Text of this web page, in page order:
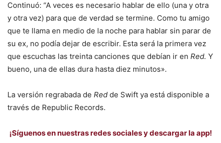
Continuó: “A veces es necesario hablar de ello (una y otra
y otra vez) para que de verdad se termine. Como tu amigo
que te llama en medio de la noche para hablar sin parar de
su ex, no podía dejar de escribir. Esta será la primera vez
que escuchas las treinta canciones que debían ir en Red. Y
bueno, una de ellas dura hasta diez minutos».
La versión regrabada de Red de Swift ya está disponible a
través de Republic Records.
¡Síguenos en nuestras redes sociales y descargar la app!